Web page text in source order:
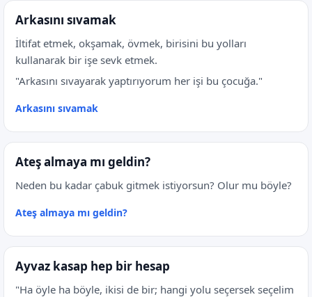
Arkasını sıvamak
İltifat etmek, okşamak, övmek, birisini bu yolları
kullanarak bir işe sevk etmek.
"Arkasını sıvayarak yaptırıyorum her işi bu çocuğa."
Arkasını sıvamak
Ateş almaya mı geldin?
Neden bu kadar çabuk gitmek istiyorsun? Olur mu böyle?
Ateş almaya mı geldin?
Ayvaz kasap hep bir hesap
"Ha öyle ha böyle, ikisi de bir; hangi yolu seçersek seçelim